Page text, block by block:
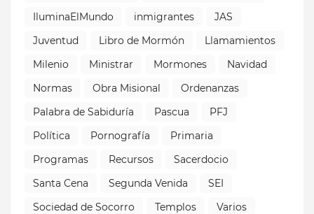
IluminaElMundo
inmigrantes
JAS
Juventud
Libro de Mormón
Llamamientos
Milenio
Ministrar Mormones
Navidad
Normas
Obra Misional
Ordenanzas
Palabra de Sabiduría
Pascua
PFJ
Política
Pornografía
Primaria
Programas
Recursos
Sacerdocio
Santa Cena
Segunda Venida
SEI
Sociedad de Socorro
Templos
Varios